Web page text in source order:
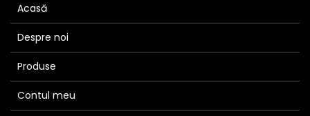
Acasă
Despre noi
Produse
Contul meu